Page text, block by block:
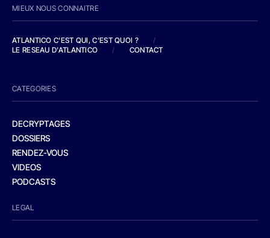
MIEUX NOUS CONNAITRE
ATLANTICO C'EST QUI, C'EST QUOI ?
/
LE RESEAU D'ATLANTICO
/ CONTACT
CATEGORIES
DECRYPTAGES
DOSSIERS
RENDEZ-VOUS
VIDEOS
PODCASTS
LEGAL